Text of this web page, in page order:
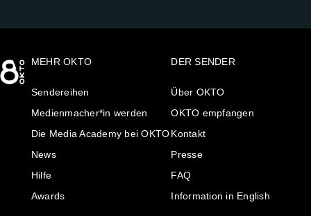
MEHR OKTO
Sendereihen
Medienmacher*in werden
Die Media Academy bei OKTO
News
Hilfe
Awards
DER SENDER
Über OKTO
OKTO empfangen
Kontakt
Presse
FAQ
Information in English